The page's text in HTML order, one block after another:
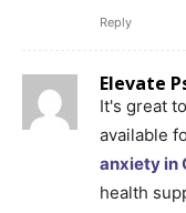
Reply
Elevate
It's great
available
anxiety in
health